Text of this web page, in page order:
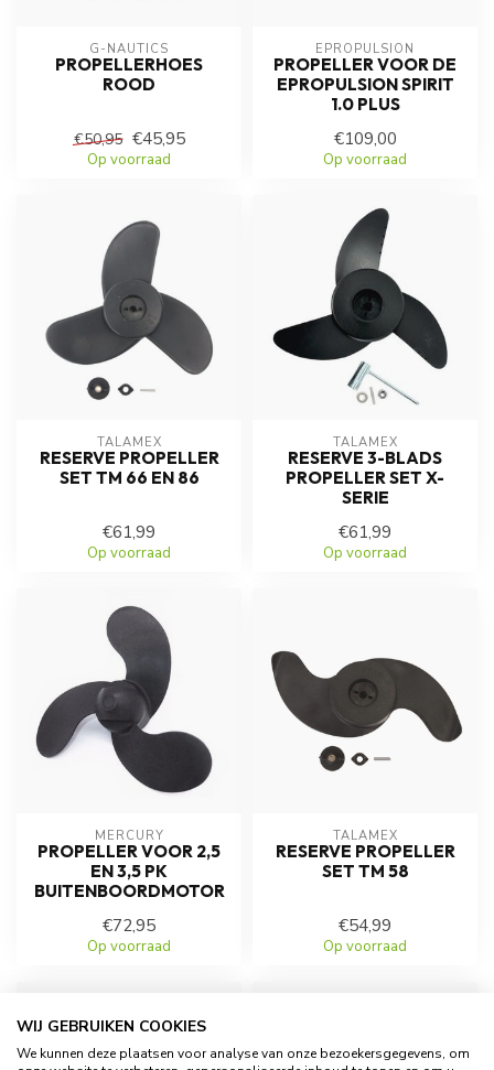
G-NAUTICS
PROPELLERHOES
ROOD
€50,95 €45,95
Op voorraad
EPROPULSION
PROPELLER VOOR DE
EPROPULSION SPIRIT
1.0 PLUS
€109,00
Op voorraad
TALAMEX
RESERVE PROPELLER
SET TM 66 EN 86
€61,99
Op voorraad
TALAMEX
RESERVE 3-BLADS
PROPELLER SET X-
SERIE
€61,99
Op voorraad
MERCURY
PROPELLER VOOR 2,5
EN 3,5 PK
BUITENBOORDMOTOR
€72,95
Op voorraad
TALAMEX
RESERVE PROPELLER
SET TM 58
€54,99
Op voorraad
WIJ GEBRUIKEN COOKIES
We kunnen deze plaatsen voor analyse van onze bezoekersgegevens, om